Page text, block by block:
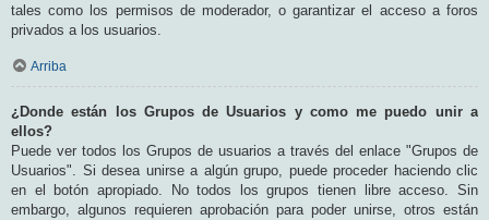
tales como los permisos de moderador, o garantizar el acceso a foros
privados a los usuarios.
Arriba
¿Donde están los Grupos de Usuarios y como me puedo unir a
ellos?
Puede ver todos los Grupos de usuarios a través del enlace "Grupos de
Usuarios". Si desea unirse a algún grupo, puede proceder haciendo clic
en el botón apropiado. No todos los grupos tienen libre acceso. Sin
embargo, algunos requieren aprobación para poder unirse, otros están